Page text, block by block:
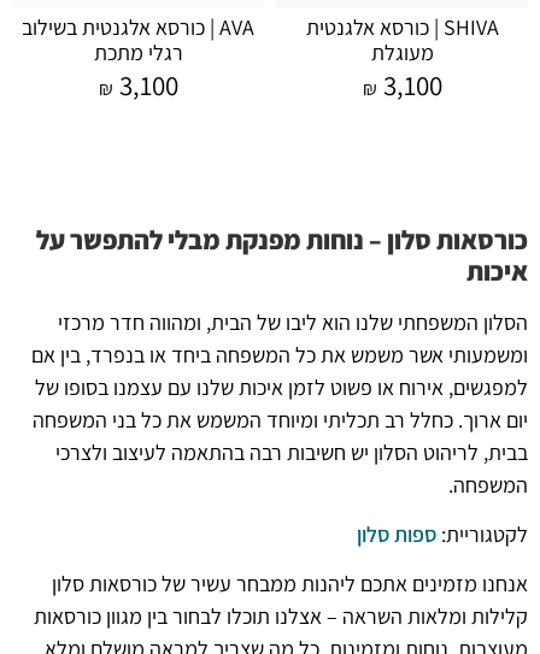
SHIVA | כורסא אלגנטית
מעוגלת
₪ 3,100
AVA | כורסא אלגנטית בשילוב
רגלי מתכת
₪ 3,100
כורסאות סלון – נוחות מפנקת מבלי להתפשר על
איכות
הסלון המשפחתי שלנו הוא ליבו של הבית, ומהווה חדר מרכזי
ומשמעותי אשר משמש את כל המשפחה ביחד או בנפרד, בין אם
למפגשים, אירוח או פשוט לזמן איכות שלנו עם עצמנו בסופו של
יום ארוך. כחלל רב תכליתי ומיוחד המשמש את כל בני המשפחה
בבית, לריהוט הסלון יש חשיבות רבה בהתאמה לעיצוב ולצרכי
המשפחה.
לקטגוריית: ספות סלון
אנחנו מזמינים אתכם ליהנות ממבחר עשיר של כורסאות סלון
קלילות ומלאות השראה – אצלנו תוכלו לבחור בין מגוון כורסאות